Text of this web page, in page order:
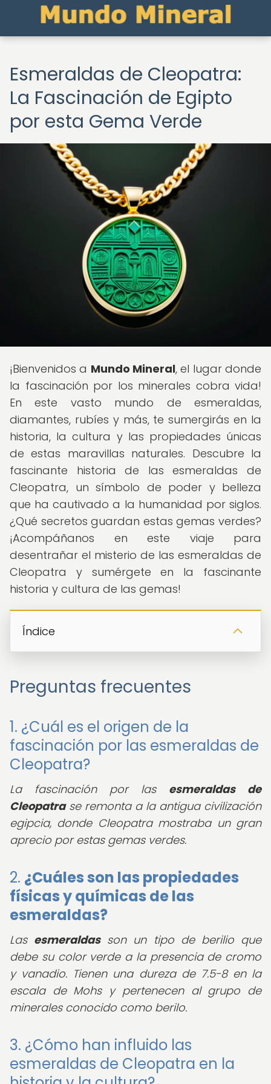
Esmeraldas de Cleopatra:
La Fascinación de Egipto
por esta Gema Verde
¡Bienvenidos a Mundo Mineral, el lugar donde
la fascinación por los minerales cobra vida!
En este vasto mundo de esmeraldas,
diamantes, rubíes y más, te sumergirás en la
historia, la cultura y las propiedades únicas
de estas maravillas naturales. Descubre la
fascinante historia de las esmeraldas de
Cleopatra, un símbolo de poder y belleza
que ha cautivado a la humanidad por siglos.
¿Qué secretos guardan estas gemas verdes?
¡Acompáñanos en este viaje para
desentrañar el misterio de las esmeraldas de
Cleopatra y sumérgete en la fascinante
historia y cultura de las gemas!
Índice
Preguntas frecuentes
1. ¿Cuál es el origen de la
fascinación por las esmeraldas de
Cleopatra?
La fascinación por las esmeraldas de
Cleopatrase remonta a la antigua civilización
egipcia, donde Cleopatra mostraba un gran
aprecio por estas gemas verdes.
2. ¿Cuáles son las propiedades
físicas y químicas de las
esmeraldas?
Las esmeraldasson un tipo de berilio que
debe su color verde a la presencia de cromo
y vanadio. Tienen una dureza de 7.5-8 en la
escala de Mohs y pertenecen al grupo de
minerales conocido como berilo.
3. ¿Cómo han influido las
esmeraldas de Cleopatra en la